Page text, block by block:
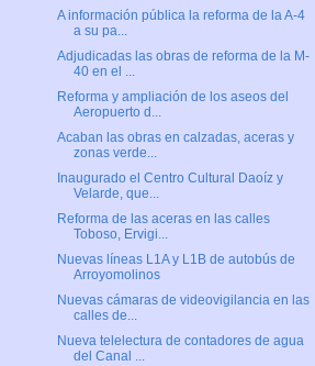
A información pública la reforma de la A-4
a su pa...
Adjudicadas las obras de reforma de la M-
40 en el ...
Reforma y ampliación de los aseos del
Aeropuerto d...
Acaban las obras en calzadas, aceras y
zonas verde...
Inaugurado el Centro Cultural Daoíz y
Velarde, que...
Reforma de las aceras en las calles
Toboso, Ervigi...
Nuevas líneas L1A y L1B de autobús de
Arroyomolinos
Nuevas cámaras de videovigilancia en las
calles de...
Nueva telelectura de contadores de agua
del Canal ...